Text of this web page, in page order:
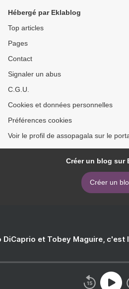
Hébergé par Eklablog
Top articles
Pages
Contact
Signaler un abus
C.G.U.
Cookies et données personnelles
Préférences cookies
Voir le profil de assopagala sur le
Créer un blog sur
Créer un
DiCaprio et Tobey Maguire, c'est